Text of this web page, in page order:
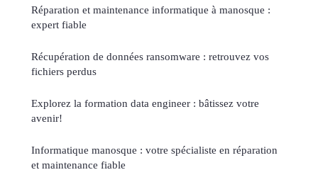
Réparation et maintenance informatique à manosque :
expert fiable
Récupération de données ransomware : retrouvez vos
fichiers perdus
Explorez la formation data engineer : bâtissez votre
avenir!
Informatique manosque : votre spécialiste en réparation
et maintenance fiable